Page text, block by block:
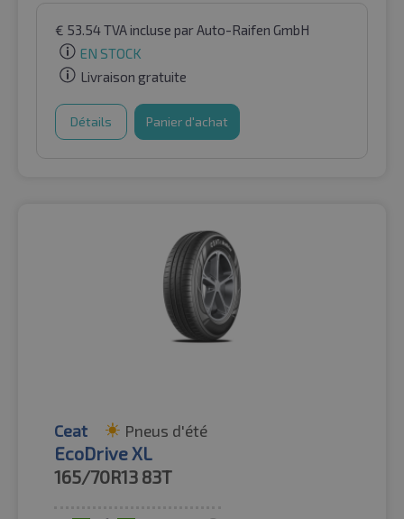
€ 53.54TVA incluse par Auto-Raifen GmbH
EN STOCK
Livraison gratuite
Détails Panier d'achat
Ceat Pneus d'été
EcoDrive XL
165/70R13 83T